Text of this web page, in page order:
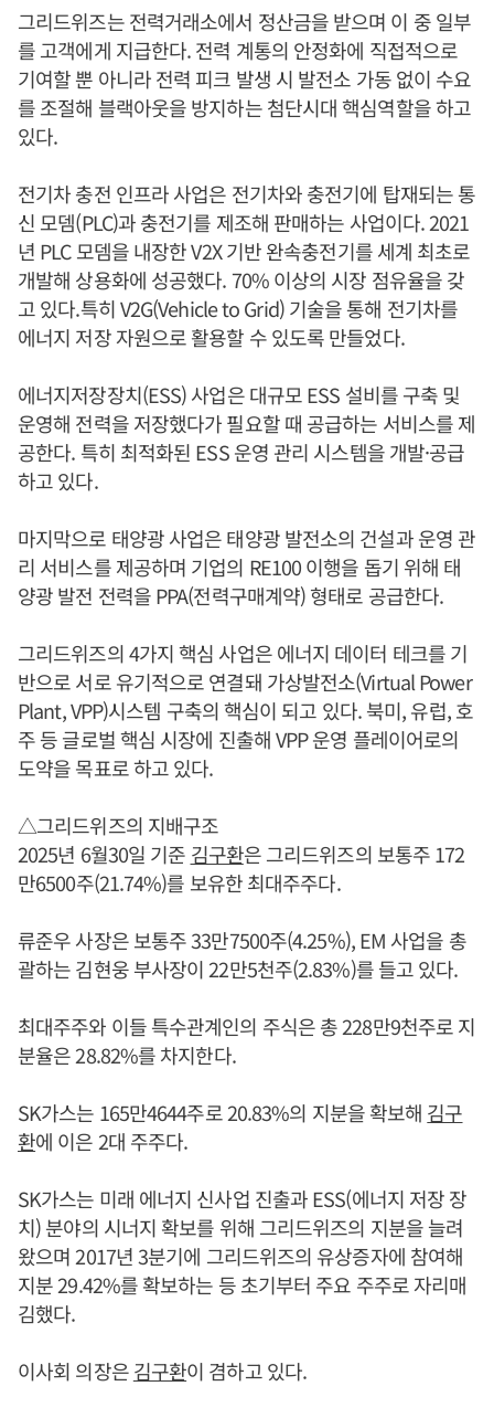
그리드위즈는 전력거래소에서 정산금을 받으며 이 중 일부
를 고객에게 지급한다. 전력 계통의 안정화에 직접적으로
기여할 뿐 아니라 전력 피크 발생 시 발전소 가동 없이 수요
를 조절해 블랙아웃을 방지하는 첨단시대 핵심역할을 하고
있다.
전기차 충전 인프라 사업은 전기차와 충전기에 탑재되는 통
신 모뎀(PLC)과 충전기를 제조해 판매하는 사업이다. 2021
년 PLC 모뎀을 내장한 V2X 기반 완속충전기를 세계 최초로
개발해 상용화에 성공했다. 70% 이상의 시장 점유율을 갖
고 있다.특히 V2G(Vehicle to Grid) 기술을 통해 전기차를
에너지 저장 자원으로 활용할 수 있도록 만들었다.
에너지저장장치(ESS) 사업은 대규모 ESS 설비를 구축 및
운영해 전력을 저장했다가 필요할 때 공급하는 서비스를 제
공한다. 특히 최적화된 ESS 운영 관리 시스템을 개발·공급
하고 있다.
마지막으로 태양광 사업은 태양광 발전소의 건설과 운영 관
리 서비스를 제공하며 기업의 RE100 이행을 돕기 위해 태
양광 발전 전력을 PPA(전력구매계약) 형태로 공급한다.
그리드위즈의 4가지 핵심 사업은 에너지 데이터 테크를 기
반으로 서로 유기적으로 연결돼 가상발전소(Virtual Power
Plant, VPP)시스템 구축의 핵심이 되고 있다. 북미, 유럽, 호
주 등 글로벌 핵심 시장에 진출해 VPP 운영 플레이어로의
도약을 목표로 하고 있다.
△그리드위즈의 지배구조
2025년 6월30일 기준 김구환은 그리드위즈의 보통주 172
만6500주(21.74%)를 보유한 최대주주다.
류준우 사장은 보통주 33만7500주(4.25%), EM 사업을 총
괄하는 김현웅 부사장이 22만5천주(2.83%)를 들고 있다.
최대주주와 이들 특수관계인의 주식은 총 228만9천주로 지
분율은 28.82%를 차지한다.
SK가스는 165만4644주로 20.83%의 지분을 확보해 김구
환에 이은 2대 주주다.
SK가스는 미래 에너지 신사업 진출과 ESS(에너지 저장 장
치) 분야의 시너지 확보를 위해 그리드위즈의 지분을 늘려
왔으며 2017년 3분기에 그리드위즈의 유상증자에 참여해
지분 29.42%를 확보하는 등 초기부터 주요 주주로 자리매
김했다.
이사회 의장은김구환이 겸하고 있다.